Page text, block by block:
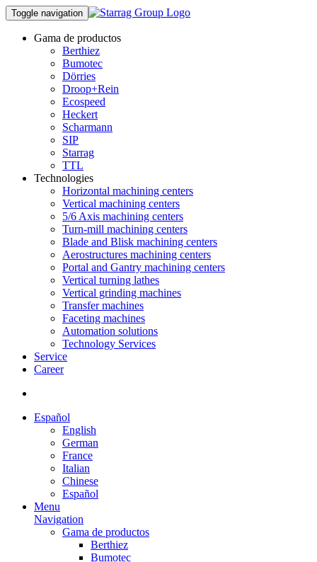
Toggle navigation
Gama de productos
Berthiez
Bumotec
Dörries
Droop+Rein
Ecospeed
Heckert
Scharmann
SIP
Starrag
TTL
Technologies
Horizontal machining centers
Vertical machining centers
5/6 Axis machining centers
Turn-mill machining centers
Blade and Blisk machining centers
Aerostructures machining centers
Portal and Gantry machining centers
Vertical turning lathes
Vertical grinding machines
Transfer machines
Faceting machines
Automation solutions
Technology Services
Service
Career
Español
English
German
France
Italian
Chinese
Español
Menu
Navigation
Gama de productos
Berthiez
Bumotec